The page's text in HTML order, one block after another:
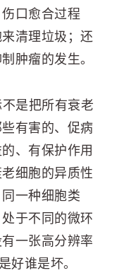
口愈合过程
清理垃圾；还
肿瘤的发生。
是把所有衰老
有害的、促病
、有保护作用
细胞的异质性
一种细胞类
于不同的微环
一张高分辨率
好谁是坏。